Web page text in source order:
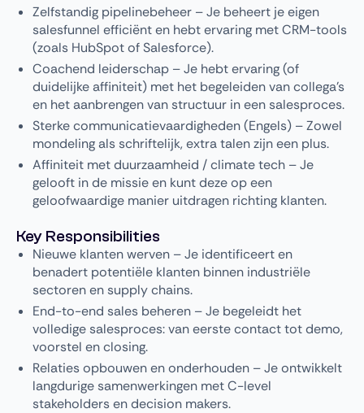
Zelfstandig pipelinebeheer – Je beheert je eigen
salesfunnel efficiënt en hebt ervaring met CRM-tools
(zoals HubSpot of Salesforce).
Coachend leiderschap – Je hebt ervaring (of
duidelijke affiniteit) met het begeleiden van collega’s
en het aanbrengen van structuur in een salesproces.
Sterke communicatievaardigheden (Engels) – Zowel
mondeling als schriftelijk, extra talen zijn een plus.
Affiniteit met duurzaamheid / climate tech – Je
gelooft in de missie en kunt deze op een
geloofwaardige manier uitdragen richting klanten.
Key Responsibilities
Nieuwe klanten werven – Je identificeert en
benadert potentiële klanten binnen industriële
sectoren en supply chains.
End-to-end sales beheren – Je begeleidt het
volledige salesproces: van eerste contact tot demo,
voorstel en closing.
Relaties opbouwen en onderhouden – Je ontwikkelt
langdurige samenwerkingen met C-level
stakeholders en decision makers.